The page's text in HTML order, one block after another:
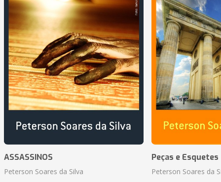
ASSASSINOS
Peterson Soares da Silva
Peças e
Peterson Soares da